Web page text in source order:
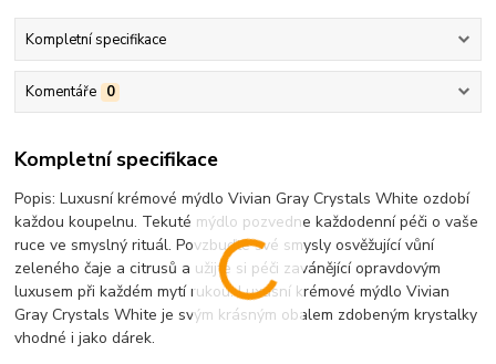
Kompletní specifikace
Komentáře 0
Kompletní specifikace
Popis: Luxusní krémové mýdlo Vivian Gray Crystals White ozdobí
každou koupelnu. Tekuté mýdlo pozvedne každodenní péči o vaše
ruce ve smyslný rituál. Povzbuďte své smysly osvěžující vůní
zeleného čaje a citrusů a užijte si péči zavánějící opravdovým
luxusem při každém mytí rukou. Luxusní krémové mýdlo Vivian
Gray Crystals White je svým krásným obalem zdobeným krystalky
vhodné i jako dárek.